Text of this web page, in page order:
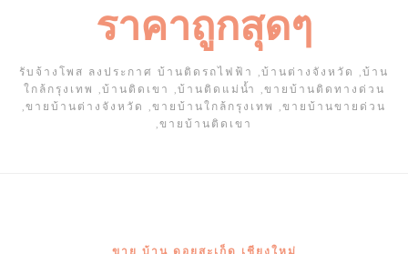
ราคาถูกสุดๆ
รับจ้างโพส ลงประกาศ บ้านติดรถไฟฟ้า ,บ้านต่างจังหวัด ,บ้าน
ใกล้กรุงเทพ ,บ้านติดเขา ,บ้านติดแม่น้ำ ,ขายบ้านติดทางด่วน
,ขายบ้านต่างจังหวัด ,ขายบ้านใกล้กรุงเทพ ,ขายบ้านขายด่วน
,ขายบ้านติดเขา
ขาย บ้าน ดอยสะเก็ด เชียงใหม่